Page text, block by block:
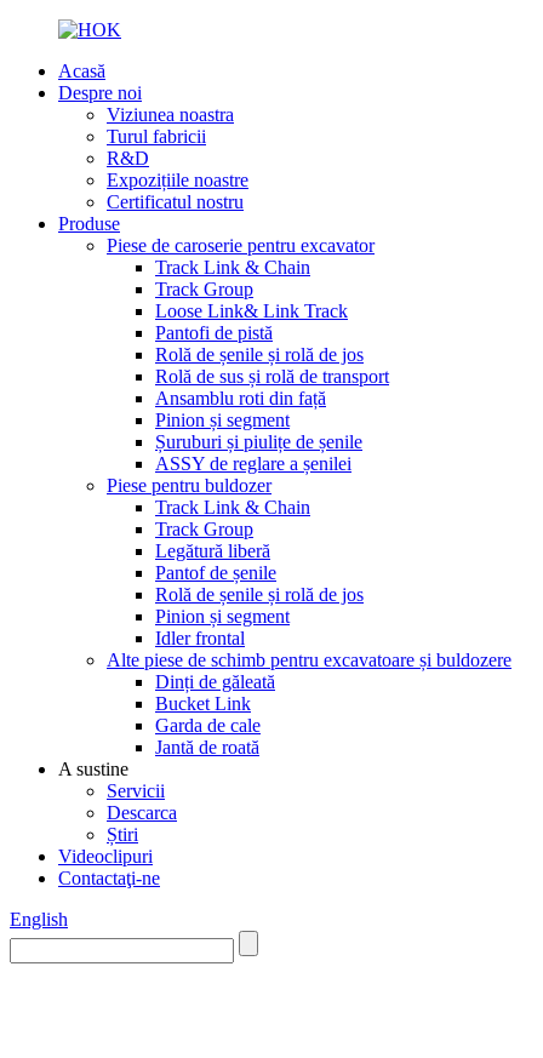
Acasă
Despre noi
Viziunea noastra
Turul fabricii
R&D
Expozițiile noastre
Certificatul nostru
Produse
Piese de caroserie pentru excavator
Track Link & Chain
Track Group
Loose Link& Link Track
Pantofi de pistă
Rolă de șenile și rolă de jos
Rolă de sus și rolă de transport
Ansamblu roti din față
Pinion și segment
Șuruburi și piulițe de șenile
ASSY de reglare a șenilei
Piese pentru buldozer
Track Link & Chain
Track Group
Legătură liberă
Pantof de șenile
Rolă de șenile și rolă de jos
Pinion și segment
Idler frontal
Alte piese de schimb pentru excavatoare și buldozere
Dinți de găleată
Bucket Link
Garda de cale
Jantă de roată
A sustine
Servicii
Descarca
Știri
Videoclipuri
Contactaţi-ne
English